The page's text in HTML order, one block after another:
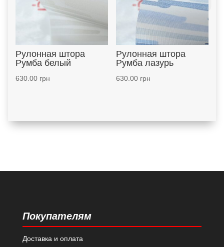
Рулонная штора
Румба белый
630.00грн
Рулонная штора
Румба лазурь
630.00грн
Покупателям
Доставка и оплата